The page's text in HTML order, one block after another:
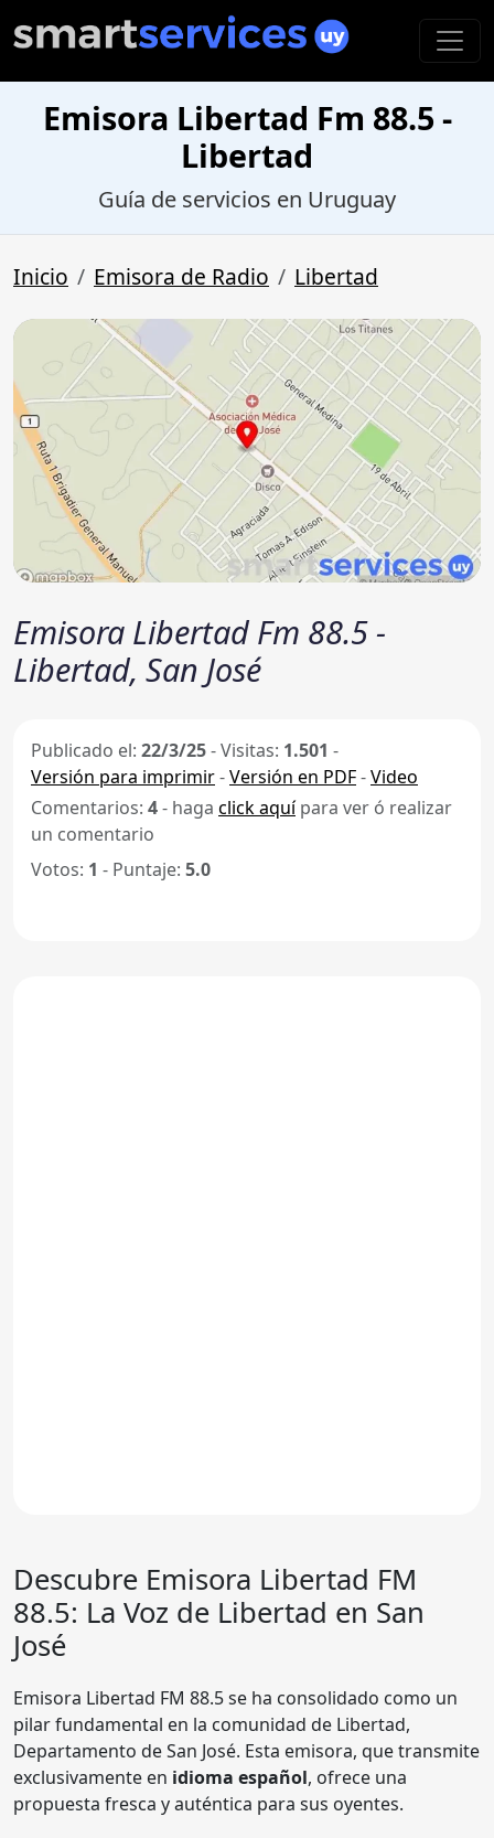
Emisora Libertad Fm 88.5 -
Libertad
Guía de servicios en Uruguay
Inicio Emisora de Radio Libertad
Emisora Libertad Fm 88.5 -
Libertad, San José
Publicado el: 22/3/25-Visitas: 1.501 -
Versión para imprimir-Versión en PDF-Video
Comentarios: 4- haga click aquípara ver ó realizar
un comentario
Votos: 1 - Puntaje: 5.0
Descubre Emisora Libertad FM
88.5: La Voz de Libertad en San
José
Emisora Libertad FM 88.5 se ha consolidado como un
pilar fundamental en la comunidad de Libertad,
Departamento de San José. Esta emisora, que transmite
exclusivamente en idioma español, ofrece una
propuesta fresca y auténtica para sus oyentes.